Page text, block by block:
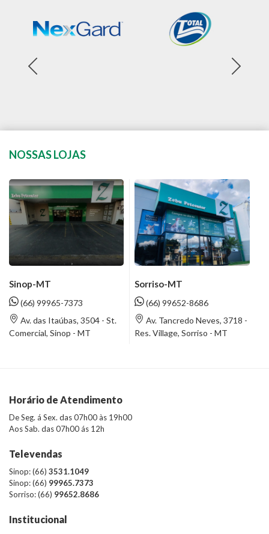
NOSSAS LOJAS
Sinop-MT
(66) 99965-7373
Av. das Itaúbas, 3504 - St.
Comercial, Sinop - MT
Sorriso-MT
(66) 99652-8686
Av. Tancredo Neves, 3718 -
Res. Village, Sorriso - MT
Horário de Atendimento
De Seg. á Sex. das 07h00 às 19h00
Aos Sab. das 07h00 ás 12h
Televendas
Sinop: (66) 3531.1049
Sinop: (66) 99965.7373
Sorriso: (66) 99652.8686
Institucional